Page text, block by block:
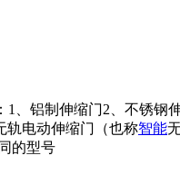
1、铝制伸缩门2、不锈钢
轨电动伸缩门（也称智能
的型号